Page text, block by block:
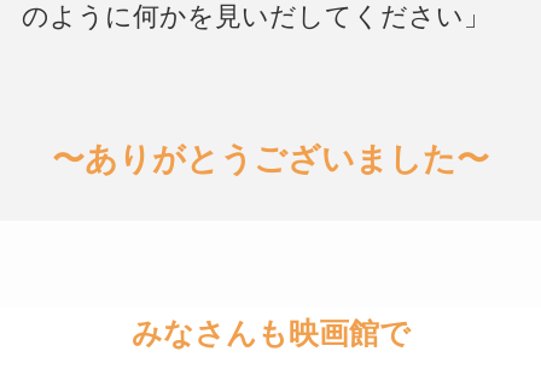
のように何かを見いだしてください」
〜ありがとうございました〜
みなさんも映画館で